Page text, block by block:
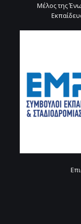
Μέλος της